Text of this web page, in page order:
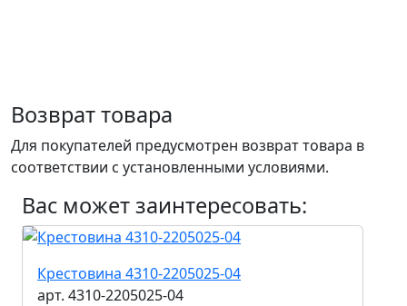
Возврат товара
Для покупателей предусмотрен возврат товара в
соответствии с установленными условиями.
Вас может заинтересовать:
Крестовина 4310-2205025-04
арт. 4310-2205025-04